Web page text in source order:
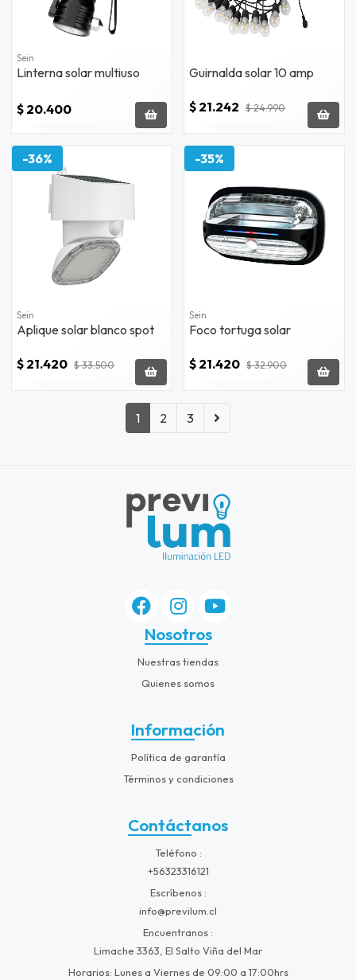
Sein
Linterna solar multiuso
$ 20.400
Guirnalda solar 10 amp
$ 21.242 $ 24.990
-36%
Sein
Aplique solar blanco spot
$ 21.420 $ 33.500
-35%
Sein
Foco tortuga solar
$ 21.420 $ 32.900
1 2 3
Nosotros
Nuestras tiendas
Quienes somos
Información
Política de garantía
Términos y condiciones
Contáctanos
Teléfono
+56323316121
Escríbenos
info@previlum.cl
Encuentranos
Limache 3363, El Salto Viña del Mar
Horarios: Lunes a Viernes de 09:00 a 17:00hrs